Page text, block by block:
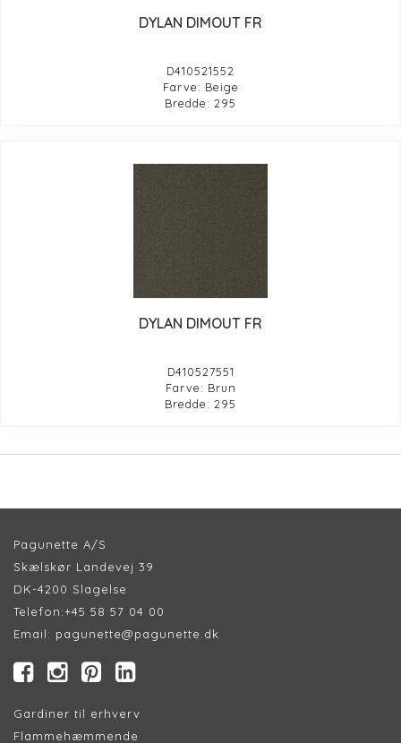
DYLAN DIMOUT FR
D410521552
Farve: Beige
Bredde: 295
DYLAN DIMOUT FR
D410527551
Farve: Brun
Bredde: 295
Pagunette A/S
Skælskør Landevej 39
DK-4200 Slagelse
Telefon:+45 58 57 04 00
Email: pagunette@pagunette.dk
Gardiner til erhverv
Flammehæmmende